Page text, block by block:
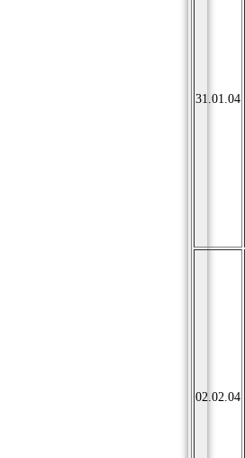
31.01.04
02.02.04